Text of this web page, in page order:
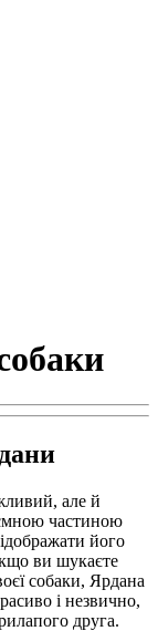
але й
частиною
його
ви шукаєте
собаки, Ярдана
і незвично,
друга.